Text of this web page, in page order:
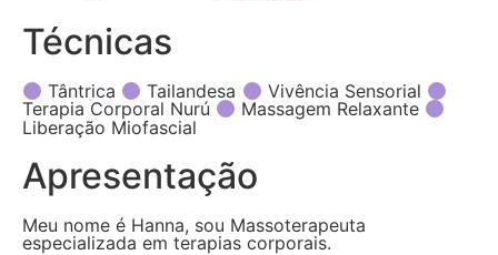
Técnicas
Tântrica Tailandesa
Vivência Sensorial
Terapia Corporal Nurú
Massagem Relaxante
Liberação Miofascial
Apresentação
Meu nome é Hanna, sou Massoterapeuta
especializada em terapias corporais.